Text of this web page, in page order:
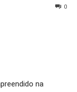
0
na